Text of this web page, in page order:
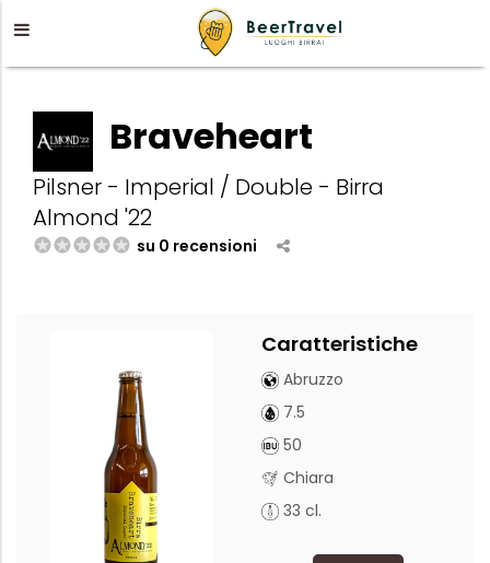
Braveheart
Pilsner - Imperial / Double - Birra
Almond '22
su 0 recensioni
Caratteristiche
Abruzzo
7.5
50
Chiara
33 cl.